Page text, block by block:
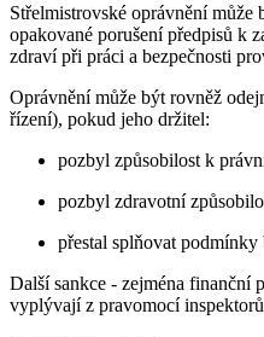
Střelmistrovské oprávnění může
opakované porušení předpisů k
zdraví při práci a bezpečnosti
Oprávnění může být rovněž
řízení), pokud jeho držitel:
pozbyl způsobilost k
pozbyl zdravotní
přestal splňovat podmínky
Další sankce - zejména finanční
vyplývají z pravomocí